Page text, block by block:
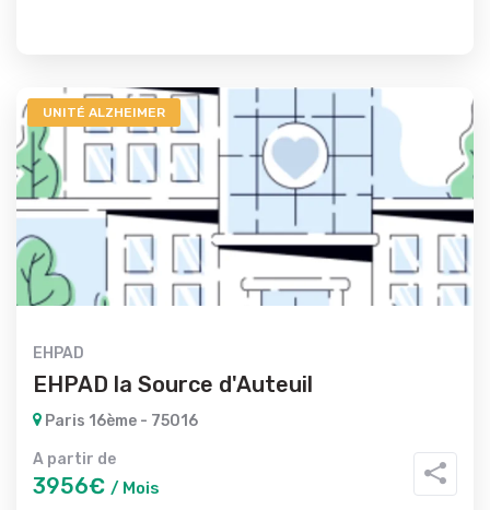
UNITÉ ALZHEIMER
EHPAD
EHPAD la Source d'Auteuil
Paris 16ème - 75016
A partir de
3956€ / Mois